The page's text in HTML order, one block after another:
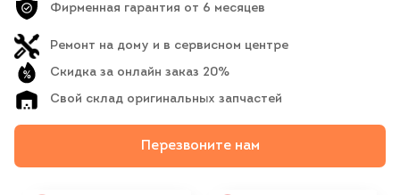
Фирменная гарантия от 6 месяцев
Ремонт на дому и в сервисном центре
Скидка за онлайн заказ 20%
Свой склад оригинальных запчастей
Перезвоните нам